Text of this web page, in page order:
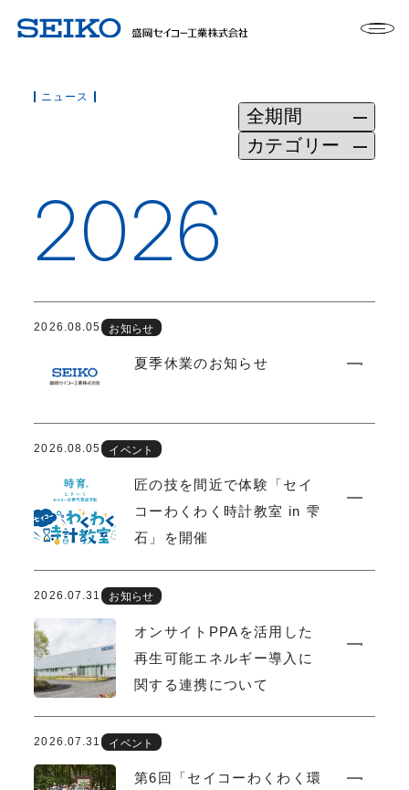
ニュース
2026
2026.08.05 お知らせ
夏季休業のお知らせ
2026.08.05 イベント
匠の技を間近で体験「セイ
コーわくわく時計教室 in 雫
石」を開催
2026.07.31 お知らせ
オンサイトPPAを活用した
再生可能エネルギー導入に
関する連携について
2026.07.31 イベント
第6回「セイコーわくわく環